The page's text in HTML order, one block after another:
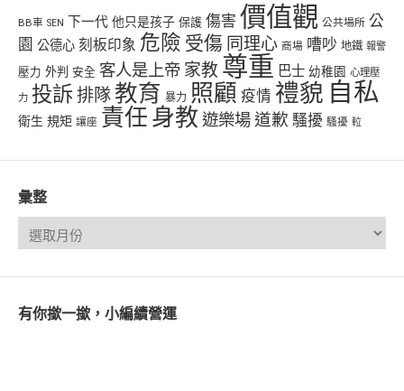
BB車 SEN 下一代 他只是孩子 保護 傷害 價值觀 公共場所 公
園 公德心 刻板印象 危險 受傷 同理心 商場 嘈吵 地鐵 報警
壓力 外判 安全 客人是上帝 家教 尊重 巴士 幼稚園 心理壓
力 投訴排隊 教育 暴力 照顧 疫情 禮貌 自私
衛生 規矩 讓座 責任 身教 遊樂場道歉 騷擾 騷擾 𨋢
彙整
有你撳一撳，小編續營運